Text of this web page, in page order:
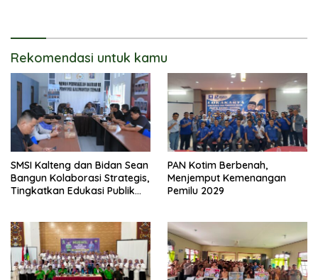
Rekomendasi untuk kamu
SMSI Kalteng dan Bidan Sean
Bangun Kolaborasi Strategis,
Tingkatkan Edukasi Publik
PAN Kotim Berbenah,
Menjemput Kemenangan
Pemilu 2029